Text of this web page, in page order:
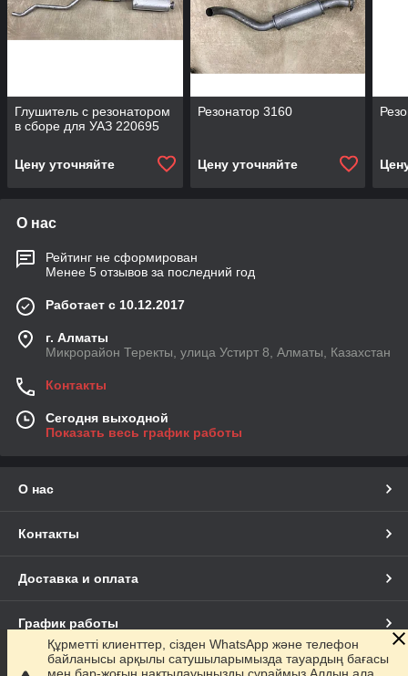
Глушитель с резонатором
в сборе для УАЗ 220695
Цену уточняйте
Резонатор 3160
Цену уточняйте
О нас
Рейтинг не сформирован
Менее 5 отзывов за последний год
Работает с 10.12.2017
г. Алматы
Микрорайон Теректы, улица Устирт 8, Алматы, Казахстан
Контакты
Сегодня выходной
Показать весь график работы
О нас
Контакты
Доставка и оплата
График работы
Полная версия сайта
Құрметті клиенттер, сізден WhatsApp және телефон
байланысы арқылы сатушыларымызда тауардың бағасы